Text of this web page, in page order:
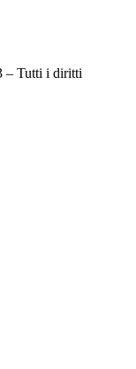
– Tutti i diritti